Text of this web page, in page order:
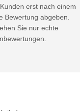
erst nach einem
Bewertung abgeben.
Sie nur echte